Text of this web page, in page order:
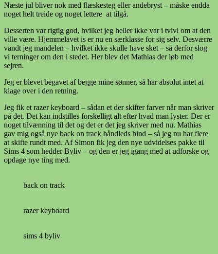
Næste jul bliver nok med flæskesteg eller andebryst – måske endda
noget helt treide og noget lettere at tilgå.
Desserten var rigtig god, hvilket jeg heller ikke var i tvivl om at den
ville være. Hjemmelavet is er nu en særklasse for sig selv. Desværre
vandt jeg mandelen – hvilket ikke skulle have sket – så derfor slog
vi terninger om den i stedet. Her blev det Mathias der løb med
sejren.
Jeg er blevet begavet af begge mine sønner, så har absolut intet at
klage over i den retning.
Jeg fik et razer keyboard – sådan et der skifter farver når man skriver
på det. Det kan indstilles forskelligt alt efter hvad man lyster. Der er
noget tilvænning til det og det er det jeg skriver med nu. Mathias
gav mig også nye back on track håndleds bind – så jeg nu har flere
at skifte rundt med. Af Simon fik jeg den nye udvidelses pakke til
Sims 4 som hedder Byliv – og den er jeg igang med at udforske og
opdage nye ting med.
back on track
razer keyboard
sims 4 byliv